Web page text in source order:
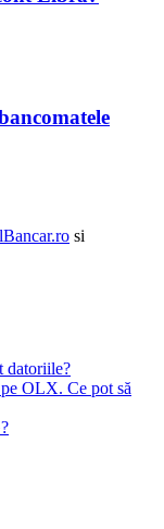
si
datoriile?
OLX. Ce pot să